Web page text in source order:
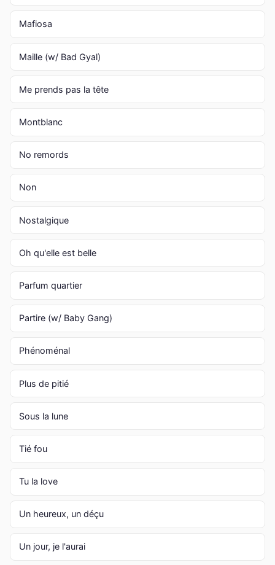
Mafiosa
Maille (w/ Bad Gyal)
Me prends pas la tête
Montblanc
No remords
Non
Nostalgique
Oh qu'elle est belle
Parfum quartier
Partire (w/ Baby Gang)
Phénoménal
Plus de pitié
Sous la lune
Tié fou
Tu la love
Un heureux, un déçu
Un jour, je l'aurai